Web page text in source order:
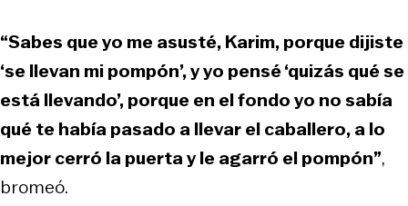
“Sabes que yo me asusté, Karim, porque dijiste
‘se llevan mi pompón’, y yo pensé ‘quizás qué se
está llevando’, porque en el fondo yo no sabía
qué te había pasado a llevar el caballero, a lo
mejor cerró la puerta y le agarró el pompón”,
bromeó.